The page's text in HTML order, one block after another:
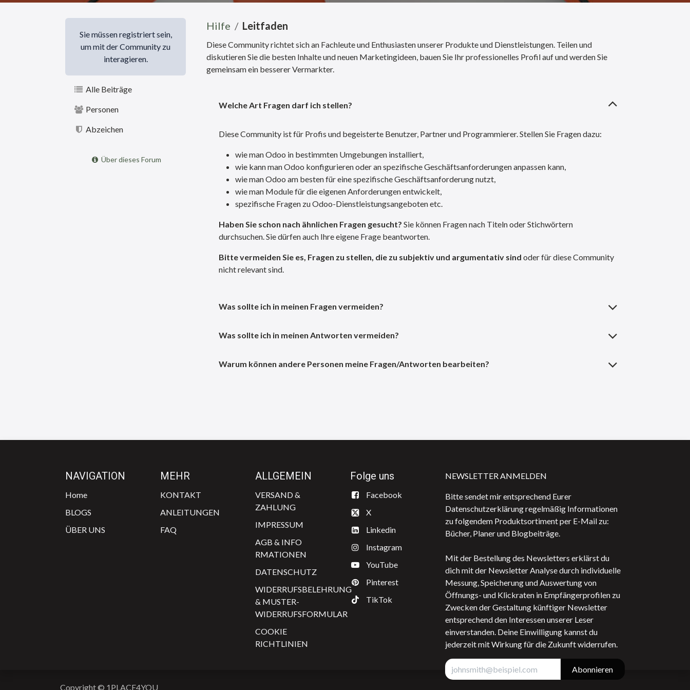
Sie müssen registriert sein,
um mit der Community zu
interagieren.
Alle Beiträge
Personen
Abzeichen
Über dieses Forum
Hilfe Leitfaden
Diese Community richtet sich an Fachleute und Enthusiasten unserer Produkte und Dienstleistungen. Teilen und
diskutieren Sie die besten Inhalte und neuen Marketingideen, bauen Sie Ihr professionelles Profil auf und werden Sie
gemeinsam ein besserer Vermarkter.
Welche Art Fragen darf ich stellen?
Diese Community ist für Profis und begeisterte Benutzer, Partner und Programmierer. Stellen Sie Fragen dazu:
wie man Odoo in bestimmten Umgebungen installiert,
wie kann man Odoo konfigurieren oder an spezifische Geschäftsanforderungen anpassen kann,
wie man Odoo am besten für eine spezifische Geschäftsanforderung nutzt,
wie man Module für die eigenen Anforderungen entwickelt,
spezifische Fragen zu Odoo-Dienstleistungsangeboten etc.
Haben Sie schon nach ähnlichen Fragen gesucht? Sie können Fragen nach Titeln oder Stichwörtern
durchsuchen. Sie dürfen auch Ihre eigene Frage beantworten.
Bitte vermeiden Sie es, Fragen zu stellen, die zu subjektiv und argumentativ sind oder für diese Community
nicht relevant sind.
Was sollte ich in meinen Fragen vermeiden?
Was sollte ich in meinen Antworten vermeiden?
Warum können andere Personen meine Fragen/Antworten bearbeiten?
MEHR
KONTAKT
ANLEITUNGEN
FAQ
NEWSLETTER ANMELDEN
Bitte sendet mir entsprechend Eurer
Datenschutzerklärung regelmäßig Informationen
zu folgendem Produktsortiment per E-Mail zu:
Bücher, Planer und Blogbeiträge.
Mit der Bestellung des Newsletters erklärst du
dich mit der Newsletter Analyse durch individuelle
Messung, Speicherung und Auswertung von
Öffnungs- und Klickraten in Empfängerprofilen zu
Zwecken der Gestaltung künftiger Newsletter
entsprechend den Interessen unserer Leser
einverstanden. Deine Einwilligung kannst du
jederzeit mit Wirkung für die Zukunft widerrufen.
Abonnieren
NAVIGATION
Home
BLOGS
ÜBER UNS
ALLGEMEIN
VERSAND & ​
ZAHLUNG
IMPRESSUM
AGB & INFO​​
RMATIONEN
DATENSCHUTZ
WIDERRUFSBELEHRUNG
& MUSTER-
WIDERRUFSFORMULAR
COOKIE
RICHTLINIEN
Folge uns
​Facebook
X
Linkedin
Instagram
YouTube
Pinterest
TikTok
Copyright © 1PLACE4YOU